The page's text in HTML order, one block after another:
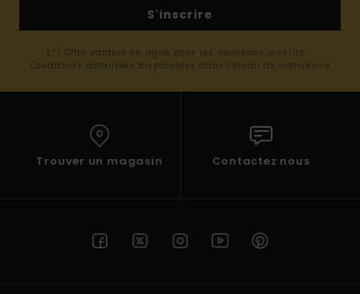
S'inscrire
(*) Offre valable en ligne pour les nouveaux inscrits -
Conditions détaillées disponibles dans l'email de bienvenue
Trouver un magasin Contactez nous